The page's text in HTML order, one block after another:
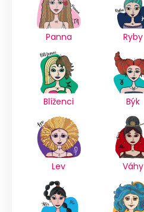
Panna Ryby
Blíženci Býk
Lev Váhy